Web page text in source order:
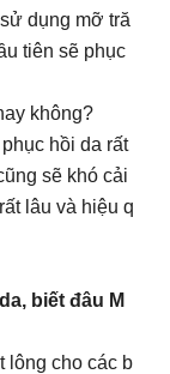
dụng mỡ tră
tiên sẽ phục
không?
hồi da rất
sẽ khó cải
lâu và hiệu q
biết đâu M
lông cho các b